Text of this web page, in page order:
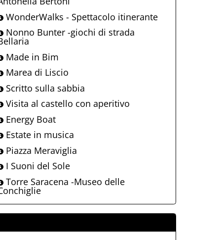
WonderWalks - Spettacolo itinerante
Nonno Bunter -giochi di strada
Made in Bim
Marea di Liscio
Scritto sulla sabbia
Visita al castello con aperitivo
Energy Boat
Estate in musica
Piazza Meraviglia
I Suoni del Sole
Torre Saracena -Museo delle